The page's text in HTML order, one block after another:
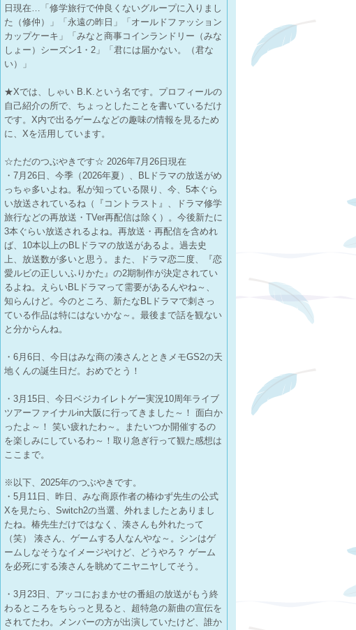
日現在…「修学旅行で仲良くないグループに入りまし
た（修仲）」「永遠の昨日」「オールドファッション
カップケーキ」「みなと商事コインランドリー（みな
しょー）シーズン1・2」「君には届かない。（君な
い）」
★Xでは、しゃい B.K.という名です。プロフィールの
自己紹介の所で、ちょっとしたことを書いているだけ
です。X内で出るゲームなどの趣味の情報を見るため
に、Xを活用しています。
☆ただのつぶやきです☆ 2026年7月26日現在
・7月26日、今季（2026年夏）、BLドラマの放送がめ
っちゃ多いよね。私が知っている限り、今、5本ぐら
い放送されているね（『コントラスト』、ドラマ修学
旅行などの再放送・TVer再配信は除く）。今後新たに
3本ぐらい放送されるよね。再放送・再配信を含めれ
ば、10本以上のBLドラマの放送があるよ。過去史
上、放送数が多いと思う。また、ドラマ恋二度、『恋
愛ルビの正しいふりかた』の2期制作が決定されてい
るよね。えらいBLドラマって需要があるんやね～、
知らんけど。今のところ、新たなBLドラマで刺さっ
ている作品は特にはないかな～。最後まで話を観ない
と分からんね。
・6月6日、今日はみな商の湊さんとときメモGS2の天
地くんの誕生日だ。おめでとう！
・3月15日、今日ベジカイレトゲー実況10周年ライブ
ツアーファイナルin大阪に行ってきました～！ 面白か
ったよ～！ 笑い疲れたわ～。またいつか開催するの
を楽しみにしているわ～！取り急ぎ行って観た感想は
ここまで。
※以下、2025年のつぶやきです。
・5月11日、昨日、みな商原作者の椿ゆず先生の公式
Xを見たら、Switch2の当選、外れましたとありまし
たね。椿先生だけではなく、湊さんも外れたって
（笑） 湊さん、ゲームする人なんやな～。シンはゲ
ームしなそうなイメージやけど、どうやろ？ ゲーム
を必死にする湊さんを眺めてニヤニヤしてそう。
・3月23日、アッコにおまかせの番組の放送がもう終
わるところをちらっと見ると、超特急の新曲の宣伝を
されてたわ。メンバーの方が出演していたけど、誰か